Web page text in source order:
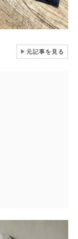
▶元記事を見る